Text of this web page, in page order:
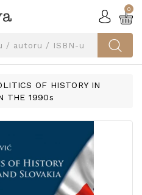
0
OF HISTORY IN
THE 1990s